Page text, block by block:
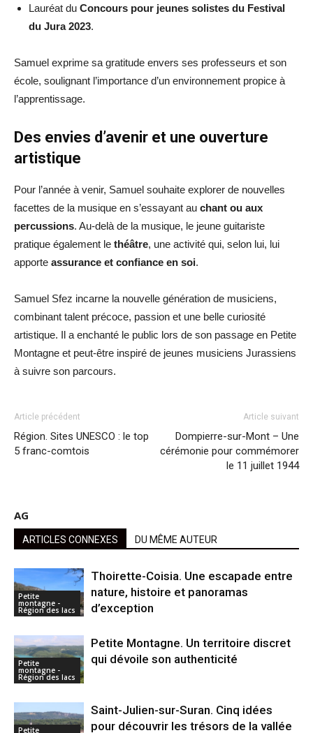
Lauréat du Concours pour jeunes solistes du Festival
du Jura 2023.
Samuel exprime sa gratitude envers ses professeurs et son
école, soulignant l’importance d’un environnement propice à
l’apprentissage.
Des envies d’avenir et une ouverture
artistique
Pour l’année à venir, Samuel souhaite explorer de nouvelles
facettes de la musique en s’essayant au chant ou aux
percussions. Au-delà de la musique, le jeune guitariste
pratique également le théâtre, une activité qui, selon lui, lui
apporte assurance et confiance en soi.
Samuel Sfez incarne la nouvelle génération de musiciens,
combinant talent précoce, passion et une belle curiosité
artistique. Il a enchanté le public lors de son passage en Petite
Montagne et peut-être inspiré de jeunes musiciens Jurassiens
à suivre son parcours.
Article précédent
Région. Sites UNESCO : le top
5 franc-comtois
Article suivant
Dompierre-sur-Mont – Une
cérémonie pour commémorer
le 11 juillet 1944
AG
ARTICLES CONNEXES DU MÊME AUTEUR
Petite
montagne -
Région des lacs
Thoirette-Coisia. Une escapade entre
nature, histoire et panoramas
d’exception
Petite
montagne -
Région des lacs
Petite Montagne. Un territoire discret
qui dévoile son authenticité
Petite
Saint-Julien-sur-Suran. Cinq idées
pour découvrir les trésors de la vallée